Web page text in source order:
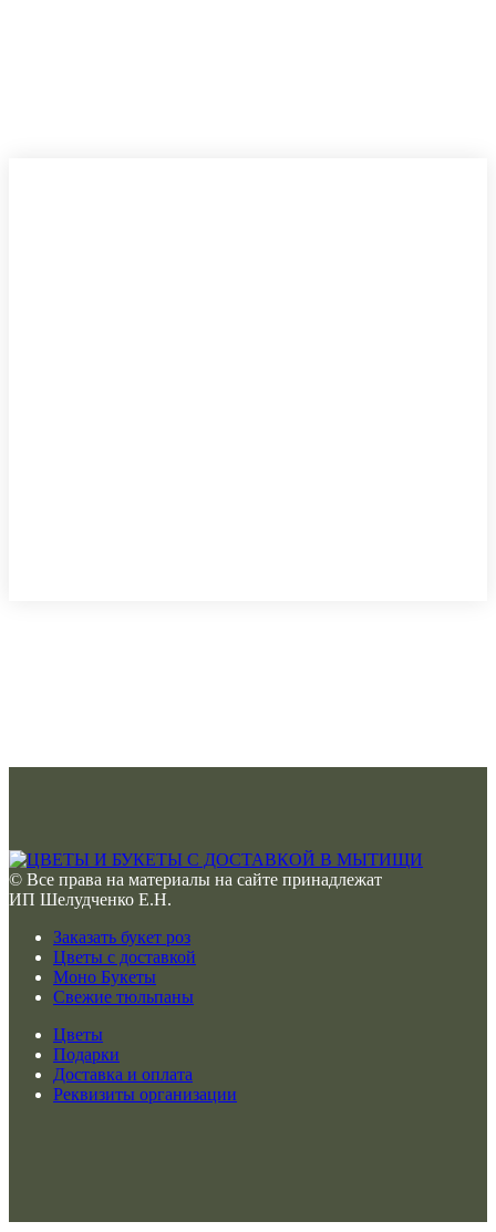
© Все права на материалы на сайте принадлежат
ИП Шелудченко Е.Н.
Заказать букет роз
Цветы с доставкой
Моно Букеты
Свежие тюльпаны
Цветы
Подарки
Доставка и оплата
Реквизиты организации